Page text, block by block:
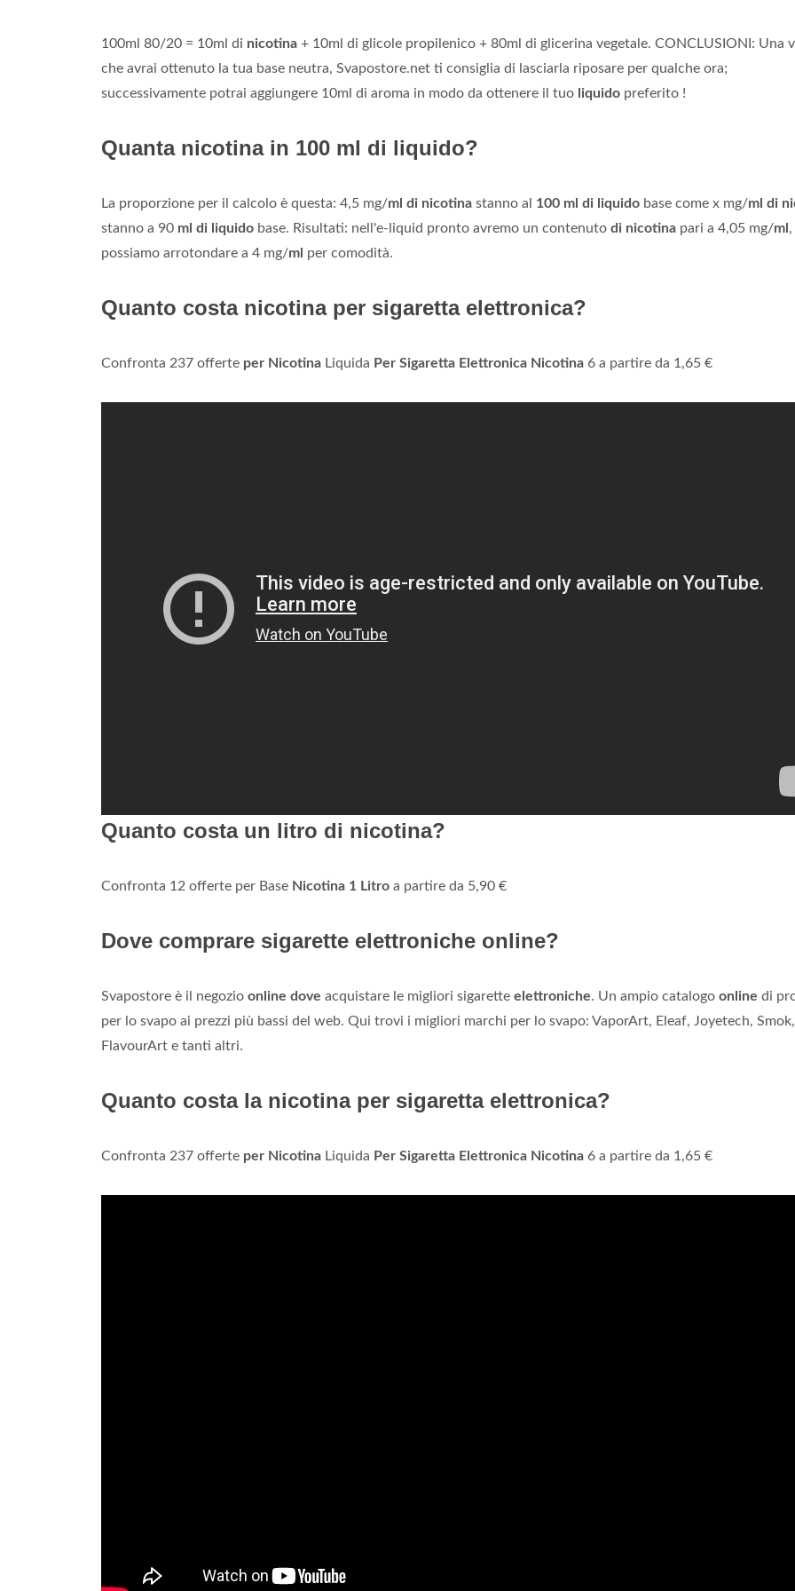
100ml 80/20 = 10ml di nicotina + 10ml di glicole propilenico + 80ml di glicerina vegetale. CONCLUSIONI: Una
che avrai ottenuto la tua base neutra, Svapostore.net ti consiglia di lasciarla riposare per qualche ora;
successivamente potrai aggiungere 10ml di aroma in modo da ottenere il tuo liquido preferito !
Quanta nicotina in 100 ml di liquido?
La proporzione per il calcolo è questa: 4,5 mg/ml di nicotina stanno al 100 ml di liquido base come x mg/ml di
stanno a 90 ml di liquido base. Risultati: nell'e-liquid pronto avremo un contenuto di nicotina pari a 4,05 mg/ml
possiamo arrotondare a 4 mg/ml per comodità.
Quanto costa nicotina per sigaretta elettronica?
Confronta 237 offerte per Nicotina Liquida Per Sigaretta Elettronica Nicotina 6 a partire da 1,65 €
Quanto costa un litro di nicotina?
Confronta 12 offerte per Base Nicotina 1 Litro a partire da 5,90 €
Dove comprare sigarette elettroniche online?
Svapostore è il negozio online dove acquistare le migliori sigarette elettroniche. Un ampio catalogo online di
per lo svapo ai prezzi più bassi del web. Qui trovi i migliori marchi per lo svapo: VaporArt, Eleaf, Joyetech, Smok,
FlavourArt e tanti altri.
Quanto costa la nicotina per sigaretta elettronica?
Confronta 237 offerte per Nicotina Liquida Per Sigaretta Elettronica Nicotina 6 a partire da 1,65 €